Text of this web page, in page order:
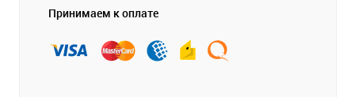
Принимаем к оплате